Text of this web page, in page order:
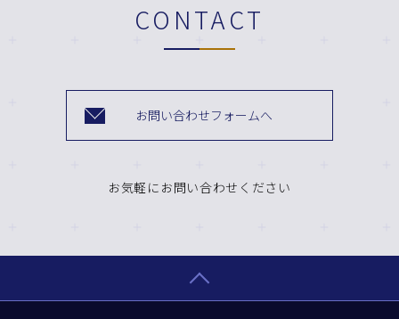
CONTACT
お問い合わせフォームへ
お気軽にお問い合わせください